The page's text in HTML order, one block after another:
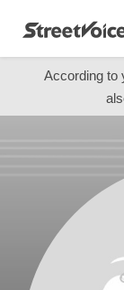
According to